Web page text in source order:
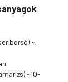
~
~10-